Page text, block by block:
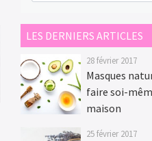
LES DERNIERS ARTICLES
28 février 2017
Masques
faire soi-
maison
25 février 2017